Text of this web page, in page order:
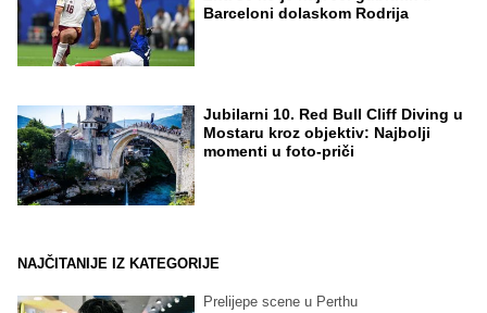
Barceloni dolaskom Rodrija
Jubilarni 10. Red Bull Cliff Diving u
Mostaru kroz objektiv: Najbolji
momenti u foto-priči
NAJČITANIJE IZ KATEGORIJE
Prelijepe scene u Perthu